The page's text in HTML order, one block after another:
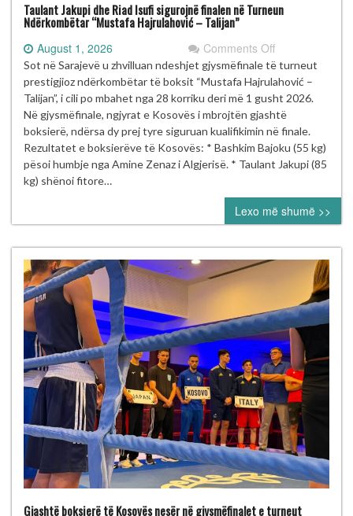
Taulant Jakupi dhe Riad Isufi sigurojnë finalen në Turneun
Ndërkombëtar “Mustafa Hajrulahović – Talijan”
August 1, 2026 Comments Offon
Taulant
Jakupi
dhe
Riad
Isufi
sigurojnë
finalen
Turneun
Ndërkombëtar
“Mustafa
Hajrulahović
–
Sot në Sarajevë u zhvilluan ndeshjet gjysmëfinale të turneut
prestigjioz ndërkombëtar të boksit “Mustafa Hajrulahović –
Talijan”, i cili po mbahet nga 28 korriku deri më 1 gusht 2026.
Në gjysmëfinale, ngjyrat e Kosovës i mbrojtën gjashtë
boksierë, ndërsa dy prej tyre siguruan kualifikimin në finale.
Rezultatet e boksierëve të Kosovës: * Bashkim Bajoku (55 kg)
pësoi humbje nga Amine Zenaz i Algjerisë. * Taulant Jakupi (85
kg) shënoi fitore…
Lexo më shumë >>
Gjashtë boksierë të Kosovës nesër në gjysmëfinalet e turneut